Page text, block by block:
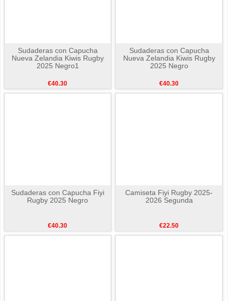
Sudaderas con Capucha
Nueva Zelandia Kiwis Rugby
2025 Negro1
€40.30
Sudaderas con Capucha
Nueva Zelandia Kiwis Rugby
2025 Negro
€40.30
Sudaderas con Capucha Fiyi
Rugby 2025 Negro
€40.30
Camiseta Fiyi Rugby 2025-
2026 Segunda
€22.50